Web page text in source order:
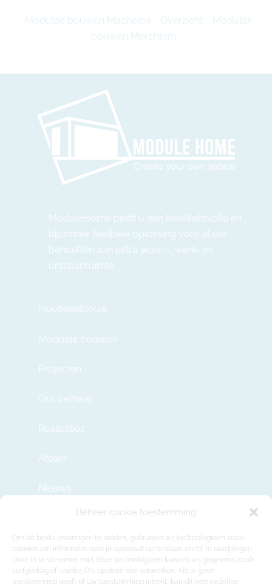
Beheer cookie toestemming
Om de beste ervaringen te bieden, gebruiken wij technologieën zoals
cookies om informatie over je apparaat op te slaan en/of te raadplegen.
Door in te stemmen met deze technologieën kunnen wij gegevens zoals
surfgedrag of unieke ID's op deze site verwerken. Als je geen
toestemming geeft of uw toestemming intrekt, kan dit een nadelige
Modulair bouwen Machelen Overzicht
Modulair
bouwen Merchtem
ModuleHome biedt u een kwaliteitsvolle en
bijzonder flexibele oplossing voor al uw
behoeften aan extra woon-, werk- en
ontspanruimte.
Houtkeletbouw
Modulair bouwen
Projecten
Ons verhaal
Realisaties
Atelier
Nieuws
info@modulehome.be